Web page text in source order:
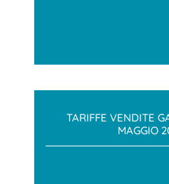
TARIFFE VENDITE
MAGGIO